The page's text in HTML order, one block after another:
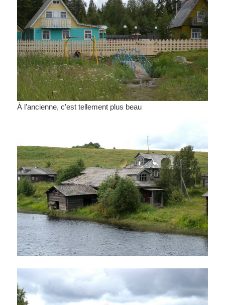
À l’ancienne, c’est tellement plus beau